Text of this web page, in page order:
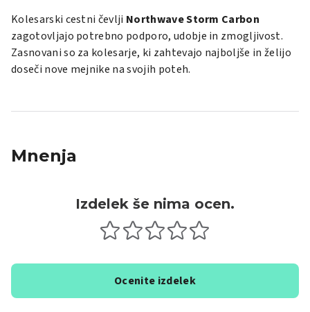
Kolesarski cestni čevlji Northwave Storm Carbon
zagotovljajo potrebno podporo, udobje in zmogljivost.
Zasnovani so za kolesarje, ki zahtevajo najboljše in želijo
doseči nove mejnike na svojih poteh.
Mnenja
Izdelek še nima ocen.
Ocenite izdelek